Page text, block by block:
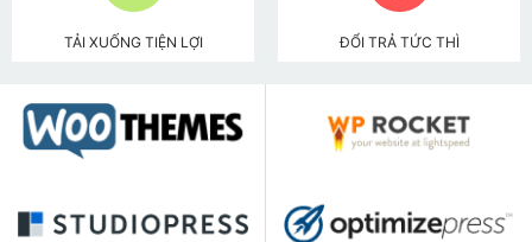
TẢI XUỐNG TIỆN LỢI ĐỔI TRẢ TỨC THÌ